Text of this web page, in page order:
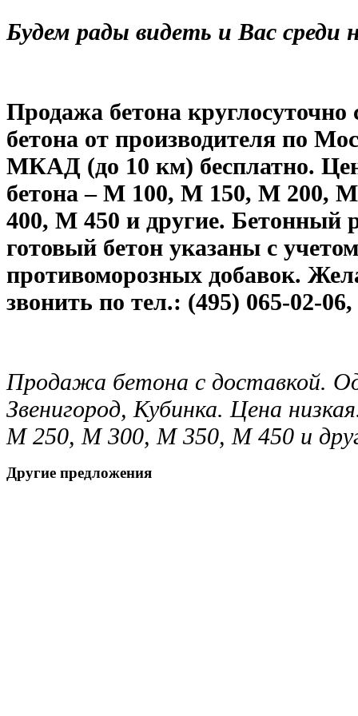
Будем рады видеть и Вас
Продажа бетона круглосуточно
бетона от производителя по
МКАД (до 10 км) бесплатно.
бетона – М 100, М 150, М 200,
400, М 450 и другие. Бетонный
готовый бетон указаны с
противоморозных добавок.
звонить по тел.: (495) 065-02-
Продажа бетона с доставкой.
Звенигород, Кубинка. Цена
М 250, М 300, М 350, М 450 и
Другие предложения